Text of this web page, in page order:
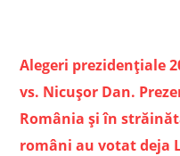
Alegeri prezidențiale
vs. Nicușor Dan.
România și în
români au votat deja